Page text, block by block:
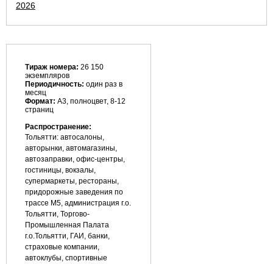
2026
Тираж номера: 26 150
экземпляров
Периодичность: один раз в
месяц
Формат: А3, полноцвет, 8-12
страниц
Распространение:
Тольятти: автосалоны,
авторынки, автомагазины,
автозаправки, офис-центры,
гостиницы, вокзалы,
супермаркеты, рестораны,
придорожные заведения по
трассе М5, администрация г.о.
Тольятти, Торгово-
Промышленная Палата
г.о.Тольятти, ГАИ, банки,
страховые компании,
автоклубы, спортивные